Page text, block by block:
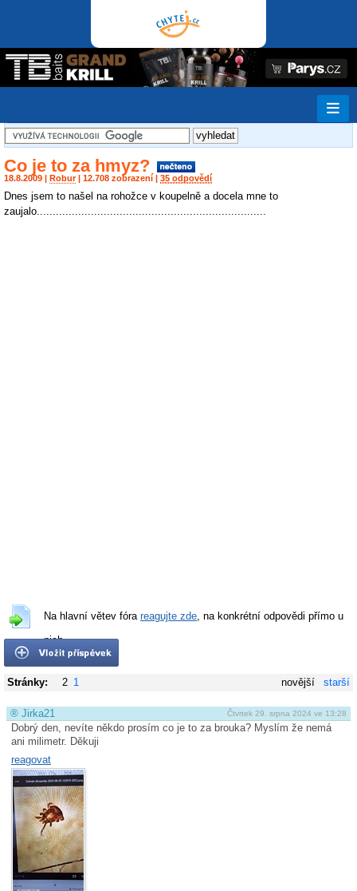
Co je to za hmyz?
18.8.2009 | Robur| 12.708 zobrazení | 35 odpovědí
Dnes jsem to našel na rohožce v koupelně a docela mne to
zaujalo......­.............­.............­.............­.............­..............
Na hlavní větev fóra reagujte zde, na konkrétní odpovědi přímo u
nich.
novější starší
Stránky: 2 1
Čtvrtek 29. srpna 2024 ve 13:28
® Jirka21
Dobrý den, nevíte někdo prosím co je to za brouka? Myslím že nemá
ani milimetr. Děkuji
reagovat